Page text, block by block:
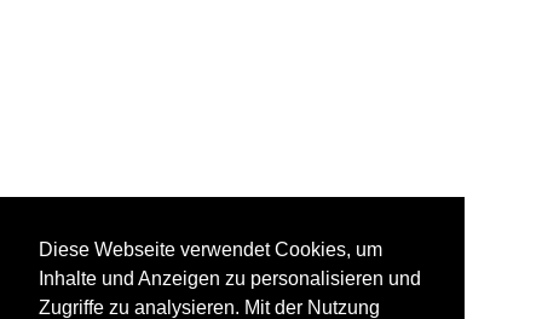
Diese Webseite verwendet Cookies, um
Inhalte und Anzeigen zu personalisieren und
Zugriffe zu analysieren. Mit der Nutzung